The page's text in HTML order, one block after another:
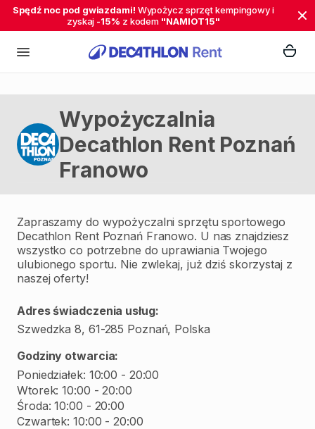
Spędź noc pod gwiazdami! Wypożycz sprzęt kempingowy i
zyskaj -15% z kodem "NAMIOT15"
Wypożyczalnia
Decathlon Rent Poznań
Franowo
Zapraszamy do wypożyczalni sprzętu sportowego
Decathlon Rent Poznań Franowo. U nas znajdziesz
wszystko co potrzebne do uprawiania Twojego
ulubionego sportu. Nie zwlekaj, już dziś skorzystaj z
naszej oferty!
Adres świadczenia usług:
Szwedzka 8, 61-285 Poznań, Polska
Godziny otwarcia:
Poniedziałek: 10:00 - 20:00
Wtorek: 10:00 - 20:00
Środa: 10:00 - 20:00
Czwartek: 10:00 - 20:00